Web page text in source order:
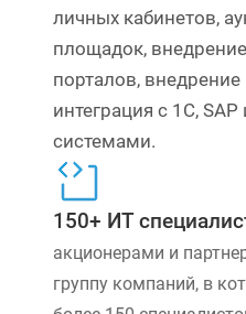
личных кабинетов,
площадок,
порталов, внедрение
интеграция с 1С,
системами.
150+ ИТ
акционерами и
группу компаний, в